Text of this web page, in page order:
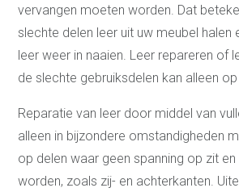
vervangen moeten worden. Dat
slechte delen leer uit uw meubel halen
leer weer in naaien. Leer repareren of
de slechte gebruiksdelen kan alleen
Reparatie van leer door middel van
alleen in bijzondere omstandigheden
op delen waar geen spanning op zit
worden, zoals zij- en achterkanten.